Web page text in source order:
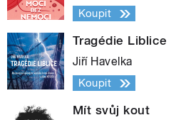
Koupit
Tragédie Liblice
Jiří Havelka
Koupit
Mít svůj kout